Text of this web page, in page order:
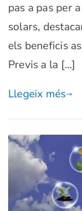
pas a pas per
solars,
els beneficis
Previs a la […]
Llegeix més